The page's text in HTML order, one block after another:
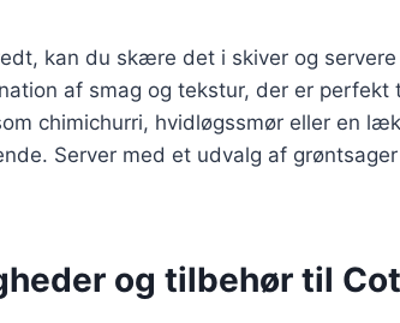
kan du skære det i skiver og
af smag og tekstur, der er perfekt
chimichurri, hvidløgssmør eller en
Server med et udvalg af
og tilbehør til